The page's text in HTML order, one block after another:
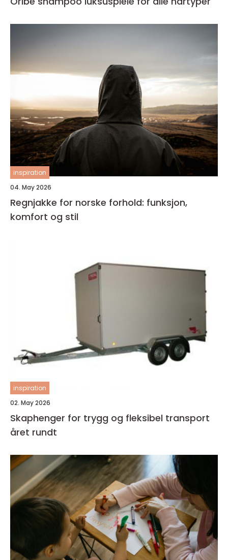
inspiration
04. May 2026
Regnjakke for norske forhold: funksjon,
komfort og stil
inspiration
02. May 2026
Skaphenger for trygg og fleksibel transport
året rundt